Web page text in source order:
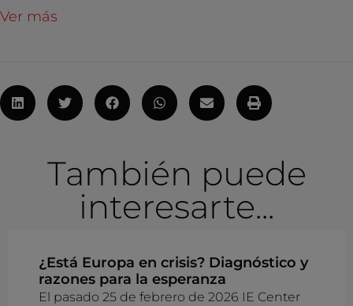
Ver más
También puede
interesarte...
¿Está Europa en crisis? Diagnóstico y
razones para la esperanza
El pasado 25 de febrero de 2026 IE Center